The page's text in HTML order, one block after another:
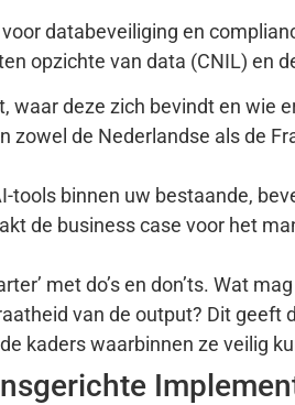
databeveiliging en
opzichte van data (CNIL) en
waar deze zich bevindt en wie
zowel de Nederlandse als de
tools binnen uw bestaande,
de business case voor het
met do’s en don’ts. Wat
van de output? Dit geeft
kaders waarbinnen ze veilig